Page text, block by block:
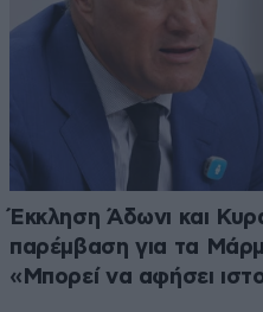
Έκκληση Άδωνι και
παρέμβαση για τα
«Μπορεί να αφήσει